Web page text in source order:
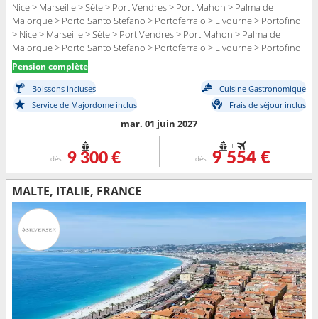
Nice > Marseille > Sète > Port Vendres > Port Mahon > Palma de
Majorque > Porto Santo Stefano > Portoferraio > Livourne > Portofino
> Nice > Marseille > Sète > Port Vendres > Port Mahon > Palma de
Majorque > Porto Santo Stefano > Portoferraio > Livourne > Portofino
> Nice
Pension complète
Boissons incluses
Cuisine Gastronomique
Service de Majordome inclus
Frais de séjour inclus
mar. 01 juin 2027
dès 9 300 €
+
dès 9 554 €
MALTE, ITALIE, FRANCE